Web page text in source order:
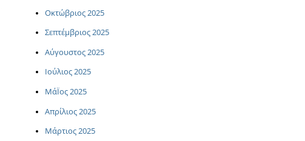
Οκτώβριος 2025
Σεπτέμβριος 2025
Αύγουστος 2025
Ιούλιος 2025
ΜάΪος 2025
Απρίλιος 2025
Μάρτιος 2025